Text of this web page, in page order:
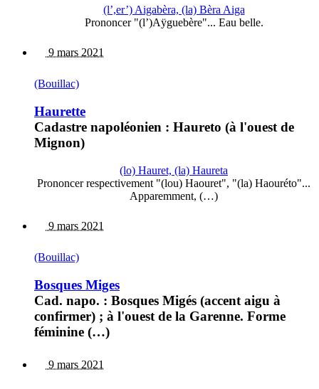
(l’,er’) Aigabèra, (la) Bèra Aiga
Prononcer "(l’)Aÿguebère"... Eau belle.
9 mars 2021
(Bouillac)
Haurette
Cadastre napoléonien : Haureto (à l'ouest de
Mignon)
(lo) Hauret, (la) Haureta
Prononcer respectivement "(lou) Haouret", "(la) Haouréto"...
Apparemment, (…)
9 mars 2021
(Bouillac)
Bosques Miges
Cad. napo. : Bosques Migés (accent aigu à
confirmer) ; à l'ouest de la Garenne. Forme
féminine (…)
9 mars 2021